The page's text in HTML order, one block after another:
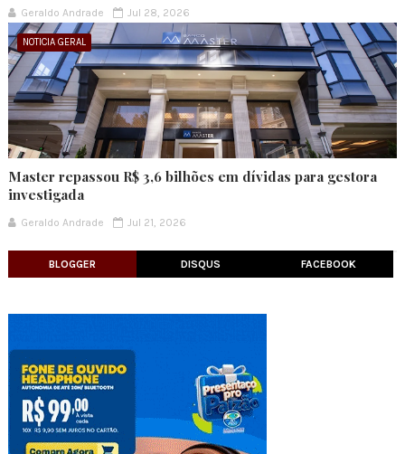
Geraldo Andrade Jul 28, 2026
NOTICIA GERAL
Master repassou R$ 3,6 bilhões em dívidas para gestora
investigada
Geraldo Andrade Jul 21, 2026
BLOGGER DISQUS FACEBOOK